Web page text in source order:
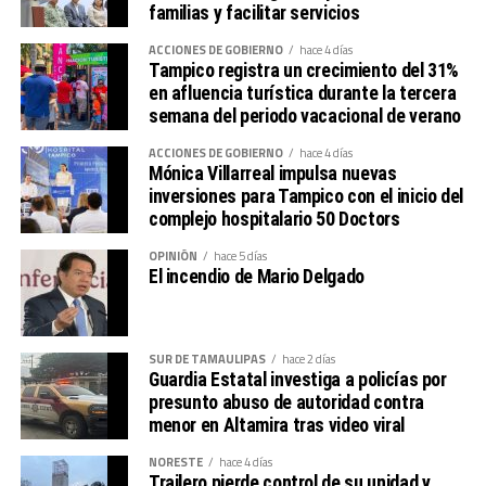
reencarpetado asfáltico. En este sector hemos
rehabilitado la avenida Faja de Oro, las calles Zacamixtle
y Tuxpan; además, con recursos del FORTAMUN
realizamos la pavimentación y la rehabilitación de la
infraestructura hidrosanitaria en la calle Cacalilao, y
continuamos con la rehabilitación del Parque de la
Petrolera”, expresó.
Por su parte, el secretario de Obras Públicas, explicó que
la obra consistió en el reencarpetado asfáltico de la
calle Zacamixtle, en el tramo comprendido entre las
calles Agua Dulce y Luis Hidalgo y Castro, con una
longitud intervenida de casi 80 metros lineales y una
inversión de 333 mil pesos, provenientes del Programa
de Regularización de Vehículos Usados de Procedencia
Extranjera (REPUVE).
Explicó que los trabajos consistieron en el fresado de la
carpeta asfáltica existente, la aplicación de sello de
impregnación y riego para garantizar una adecuada
adherencia, así como la colocación de una nueva carpeta
familias y facilitar servicios
ACCIONES DE GOBIERNO hace 4 días
Tampico registra un crecimiento del 31%
en afluencia turística durante la tercera
semana del periodo vacacional de verano
ACCIONES DE GOBIERNO hace 4 días
Mónica Villarreal impulsa nuevas
inversiones para Tampico con el inicio del
complejo hospitalario 50 Doctors
OPINIÓN hace 5 días
El incendio de Mario Delgado
SUR DE TAMAULIPAS hace 2 días
Guardia Estatal investiga a policías por
presunto abuso de autoridad contra
menor en Altamira tras video viral
NORESTE hace 4 días